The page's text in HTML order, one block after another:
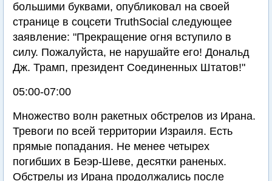
большими буквами, опубликовал на своей
странице в соцсети TruthSocial следующее
заявление: "Прекращение огня вступило в
силу. Пожалуйста, не нарушайте его! Дональд
Дж. Трамп, президент Соединенных Штатов!"
05:00-07:00
Множество волн ракетных обстрелов из Ирана.
Тревоги по всей территории Израиля. Есть
прямые попадания. Не менее четырех
погибших в Беэр-Шеве, десятки раненых.
Обстрелы из Ирана продолжались после